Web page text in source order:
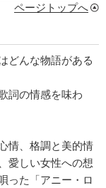
ページトップへ
どんな物語がある
詞の情感を味わ
情、格調と美的情
愛しい女性への想
った「アニー・ロ